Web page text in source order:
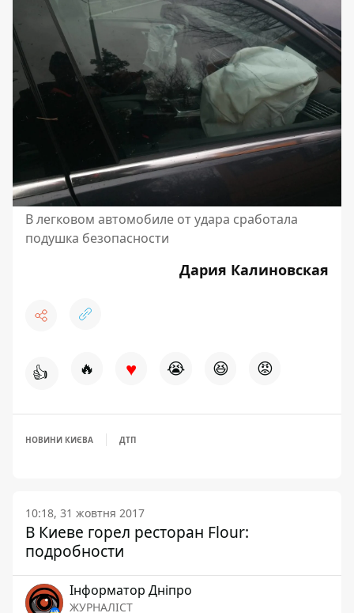
В легковом автомобиле от удара сработала
подушка безопасности
Дария Калиновская
👍 🔥 ♥ 😭 😆 😡
НОВИНИ КИЄВА ДТП
10:18, 31 жовтня 2017
В Киеве горел ресторан Flour:
подробности
Інформатор Дніпро
ЖУРНАЛІСТ